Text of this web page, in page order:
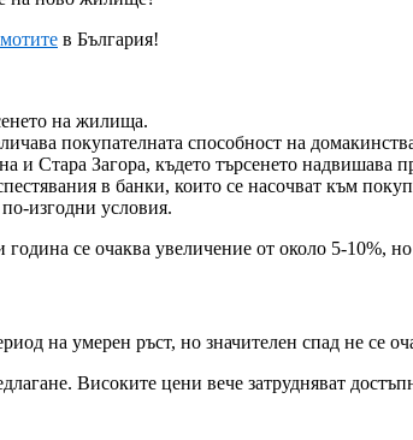
в България!
на жилища.
покупателната способност на
Стара Загора, където търсенето надвишава
в банки, които се насочват към
по-изгодни условия.
се очаква увеличение от около 5-10%,
на умерен ръст, но значителен спад не се
Високите цени вече затрудняват